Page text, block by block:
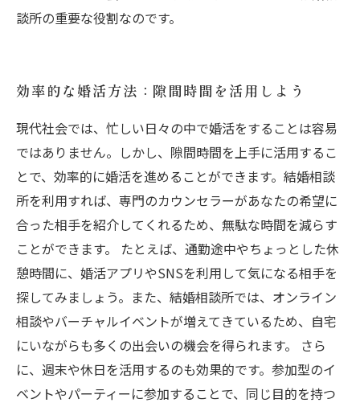
談所の重要な役割なのです。
効率的な婚活方法：隙間時間を活用しよう
現代社会では、忙しい日々の中で婚活をすることは容易
ではありません。しかし、隙間時間を上手に活用するこ
とで、効率的に婚活を進めることができます。結婚相談
所を利用すれば、専門のカウンセラーがあなたの希望に
合った相手を紹介してくれるため、無駄な時間を減らす
ことができます。 たとえば、通勤途中やちょっとした休
憩時間に、婚活アプリやSNSを利用して気になる相手を
探してみましょう。また、結婚相談所では、オンライン
相談やバーチャルイベントが増えてきているため、自宅
にいながらも多くの出会いの機会を得られます。 さら
に、週末や休日を活用するのも効果的です。参加型のイ
ベントやパーティーに参加することで、同じ目的を持つ